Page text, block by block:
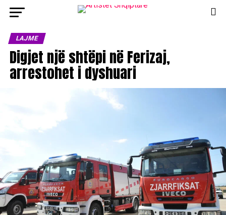
LAJME
Digjet një shtëpi në Ferizaj,
arrestohet i dyshuari